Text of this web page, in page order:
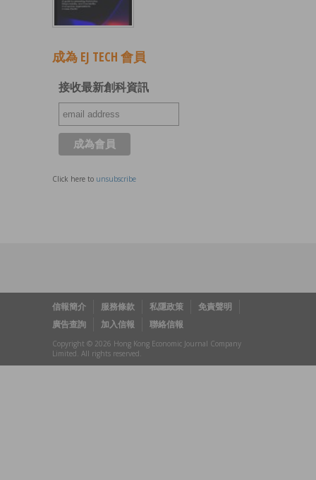
成為 EJ TECH 會員
接收最新創科資訊
Click here to unsubscribe
信報簡介 服務條款 私隱政策
免責聲明
廣告查詢
加入信報 聯絡信報
Copyright © 2026 Hong Kong Economic Journal Company
Limited. All rights reserved.